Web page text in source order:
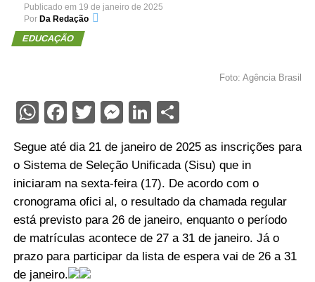
Publicado em 19 de janeiro de 2025
Por Da Redação
EDUCAÇÃO
Foto: Agência Brasil
WhatsApp
Facebook
Twitter
Messenger
LinkedIn
Share
Segue até dia 21 de janeiro de 2025 as inscrições para
o Sistema de Seleção Unificada (Sisu) que in
iniciaram na sexta-feira (17). De acordo com o
cronograma ofici al, o resultado da chamada regular
está previsto para 26 de janeiro, enquanto o período
de matrículas acontece de 27 a 31 de janeiro. Já o
prazo para participar da lista de espera vai de 26 a 31
de janeiro.